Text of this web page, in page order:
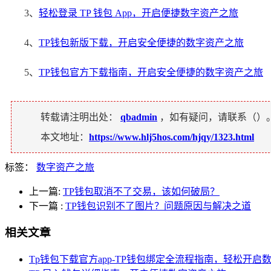
3、 轻松登录 TP 钱包 App，开启便捷数字资产之旅
4、 TP钱包新版下载，开启安全便捷的数字资产之旅
5、 TP钱包官方下载指南，开启安全便捷的数字资产之旅
转载请注明出处： qbadmin ，如有疑问，请联系（）。
本文地址： https://www.hlj5hos.com/hjqy/1323.html
标签： 数字资产之旅
上一篇: TP钱包取消不了交易，该如何破局？
下一篇 : TP钱包识别不了图片？问题原因与解决之道
相关文章
Tp钱包下载官方app-TP钱包绑定全流程指南，轻松开启